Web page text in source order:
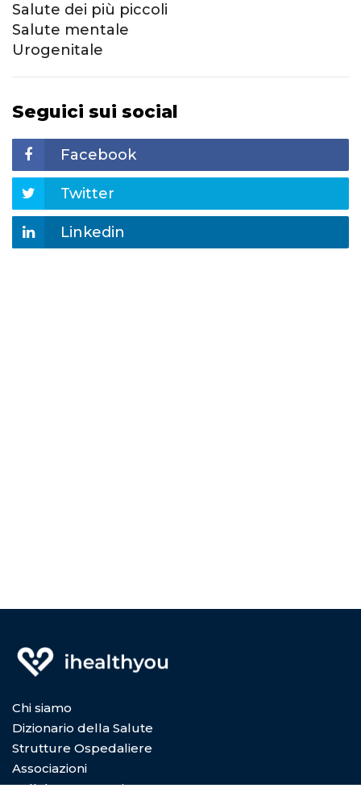
Salute dei più piccoli
Salute mentale
Urogenitale
Seguici sui social
Facebook
Twitter
Linkedin
Chi siamo
Dizionario della Salute
Strutture Ospedaliere
Associazioni